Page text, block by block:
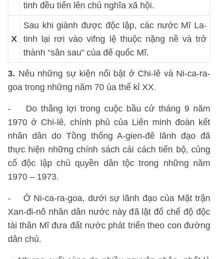
tinh đều tiến lên chủ nghĩa xã hội.
X
Sau khi giành được độc lập, các nước Mĩ La-
tinh lại rơi vào vifng lệ thuộc nặng nề và trở
thành “sân sau” của đế quốc Mĩ.
3. Nêu những sự kiện nổi bật ở Chi-lê và Ni-ca-ra-
goa trong những năm 70 ủa thế kỉ XX.
- Do thắng lợi trong cuộc bầu cử tháng 9 năm
1970 ở Chi-lê, chính phủ của Liên minh đoàn kết
nhân dân do Tồng thống A-gien-đê lãnh đạo đã
thực hiện những chính sách cải cách tiến bộ, củng
cố độc lập chủ quyền dân tộc trong những năm
1970 – 1973.
- Ở Ni-ca-ra-goa, dưới sự lãnh đạo của Mặt trận
Xan-đi-nô nhân dân nước này đã lật đổ chế độ độc
tài thân Mĩ đưa đất nước phát triển theo con đường
dân chủ.